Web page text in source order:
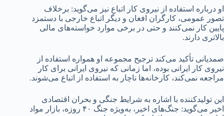
او درباره استفاده از نیروی کار اتباع نیز می‌گوید: برخلاف
تصور عمومی، کارگران افغان و دیگر اتباع خارجی با دستمزد
پایین کار نمی‌کنند و حتی در برخی موارد خواسته‌های مالی
بالاتری دارند.
صمدیانی تأکید می‌کند ترجیح مجموعه او همواره استفاده از
نیروی کار ایرانی بوده، اما زمانی که نیروی ایرانی برای کار
مراجعه نمی‌کند، کارخانه‌ها ناچار به استفاده از اتباع می‌شوند.
این تولیدکننده با اشاره به شرایط جنگی و بحران اقتصادی
اخیر می‌گوید: جنگ‌های اخیر، به‌ویژه جنگ ۴۰ روزه، بازار مواد